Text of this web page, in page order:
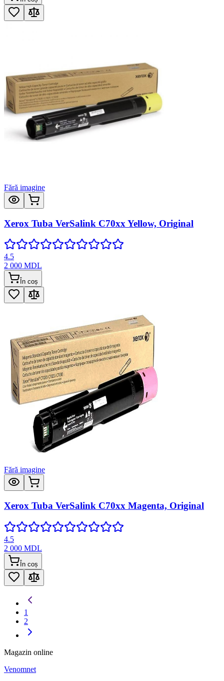
Fără imagine
Xerox Tuba VerSalink C70xx Yellow, Original
4.5
2 000 MDL
În coș
Fără imagine
Xerox Tuba VerSalink C70xx Magenta, Original
4.5
2 000 MDL
În coș
1
2
Magazin online
Venomnet